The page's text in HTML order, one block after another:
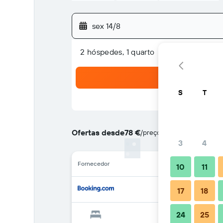
sex 14/8
2 hóspedes, 1 quarto
Ofertas desde78 €/preço por noite mais
Fornecedor
S T
3 4
10 11
17 18
24 25